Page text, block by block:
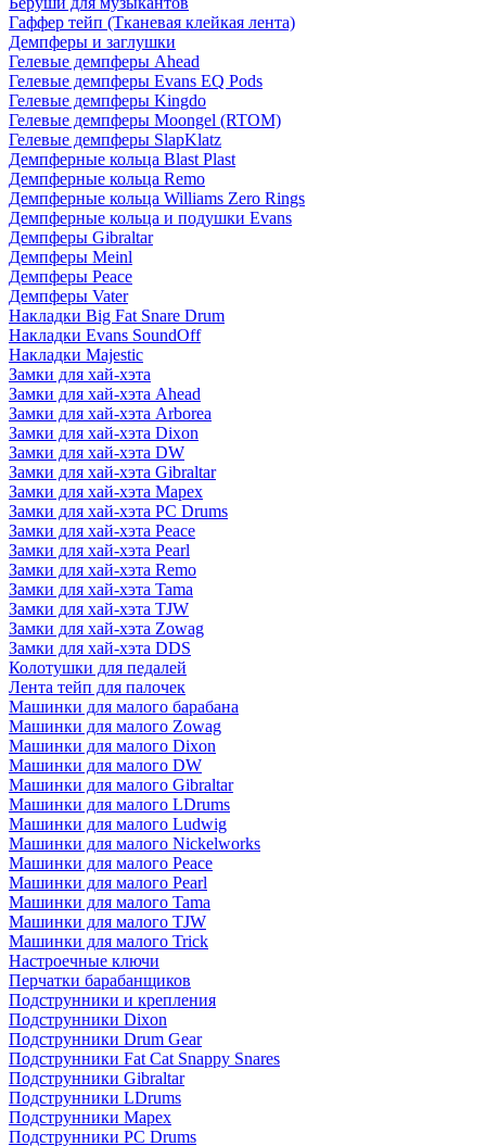
Гаффер тейп (Тканевая клейкая лента)
Демпферы и заглушки
Гелевые демпферы Ahead
Гелевые демпферы Evans EQ Pods
Гелевые демпферы Kingdo
Гелевые демпферы Moongel (RTOM)
Гелевые демпферы SlapKlatz
Демпферные кольца Blast Plast
Демпферные кольца Remo
Демпферные кольца Williams Zero Rings
Демпферные кольца и подушки Evans
Демпферы Gibraltar
Демпферы Meinl
Демпферы Peace
Демпферы Vater
Накладки Big Fat Snare Drum
Накладки Evans SoundOff
Накладки Majestic
Замки для хай-хэта
Замки для хай-хэта Ahead
Замки для хай-хэта Arborea
Замки для хай-хэта Dixon
Замки для хай-хэта DW
Замки для хай-хэта Gibraltar
Замки для хай-хэта Mapex
Замки для хай-хэта PC Drums
Замки для хай-хэта Peace
Замки для хай-хэта Pearl
Замки для хай-хэта Remo
Замки для хай-хэта Tama
Замки для хай-хэта TJW
Замки для хай-хэта Zowag
Замки для хай-хэта DDS
Колотушки для педалей
Лента тейп для палочек
Машинки для малого барабана
Машинки для малого Zowag
Машинки для малого Dixon
Машинки для малого DW
Машинки для малого Gibraltar
Машинки для малого LDrums
Машинки для малого Ludwig
Машинки для малого Nickelworks
Машинки для малого Peace
Машинки для малого Pearl
Машинки для малого Tama
Машинки для малого TJW
Машинки для малого Trick
Настроечные ключи
Перчатки барабанщиков
Подструнники и крепления
Подструнники Dixon
Подструнники Drum Gear
Подструнники Fat Cat Snappy Snares
Подструнники Gibraltar
Подструнники LDrums
Подструнники Mapex
Подструнники PC Drums